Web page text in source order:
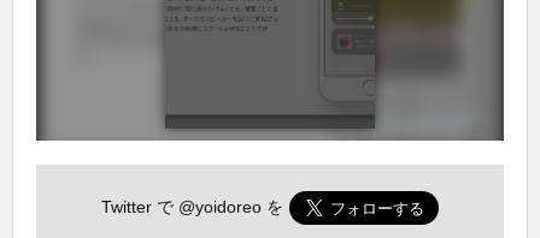
Twitter で @yoidoreo を